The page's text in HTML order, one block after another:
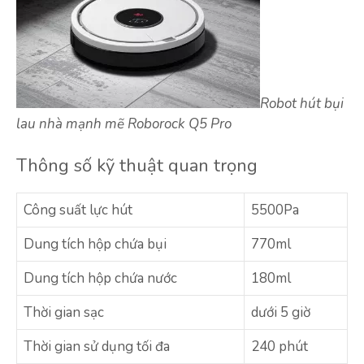
Robot hút bụi
lau nhà mạnh mẽ Roborock Q5 Pro
Thông số kỹ thuật quan trọng
Công suất lực hút
5500Pa
Dung tích hộp chứa bụi
770ml
Dung tích hộp chứa nước
180ml
Thời gian sạc
dưới 5 giờ
Thời gian sử dụng tối đa
240 phút